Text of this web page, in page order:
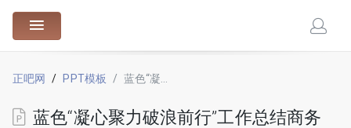
正吧网 PPT模板 蓝色“凝心聚力破浪前行”工作总结商务汇报通用型PPT模板
蓝色“凝心聚力破浪前行”工作总结商务